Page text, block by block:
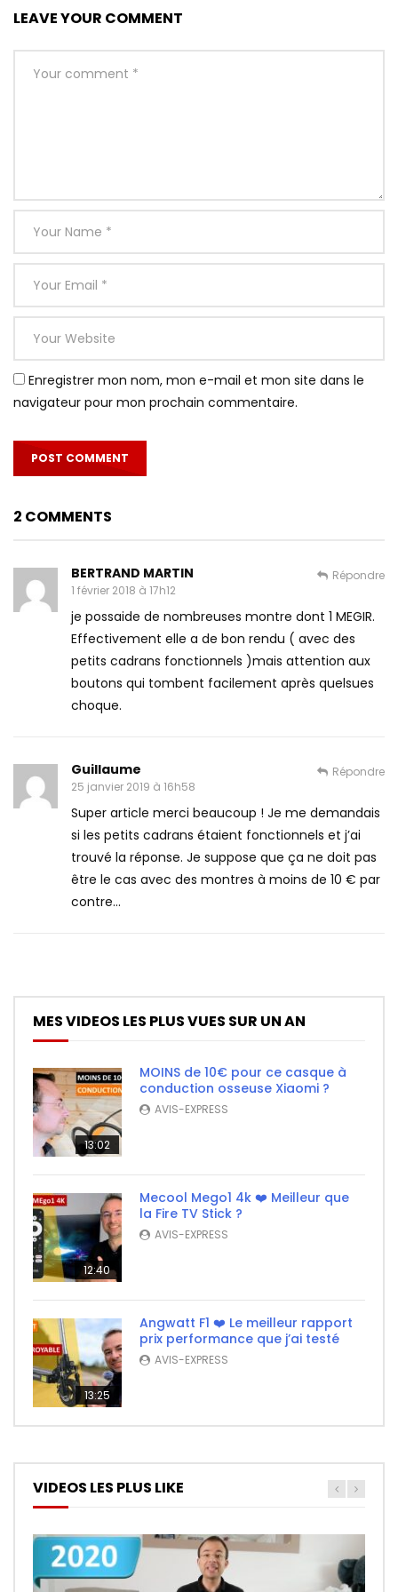
LEAVE YOUR COMMENT
Enregistrer mon nom, mon e-mail et mon site dans le
navigateur pour mon prochain commentaire.
2 COMMENTS
BERTRAND MARTIN
1 février 2018 à 17h12
je possaide de nombreuses montre dont 1 MEGIR.
Effectivement elle a de bon rendu ( avec des
petits cadrans fonctionnels )mais attention aux
boutons qui tombent facilement après quelsues
choque.
Répondre
Guillaume
25 janvier 2019 à 16h58
Super article merci beaucoup ! Je me demandais
si les petits cadrans étaient fonctionnels et j’ai
trouvé la réponse. Je suppose que ça ne doit pas
être le cas avec des montres à moins de 10 € par
contre…
Répondre
MES VIDEOS LES PLUS VUES SUR UN AN
13:02
MOINS de 10€ pour ce casque à
conduction osseuse Xiaomi ?
AVIS-EXPRESS
12:40
Mecool Mego1 4k ❤️ Meilleur que
la Fire TV Stick ?
AVIS-EXPRESS
13:25
Angwatt F1 ❤️ Le meilleur rapport
prix performance que j’ai testé
AVIS-EXPRESS
VIDEOS LES PLUS LIKE